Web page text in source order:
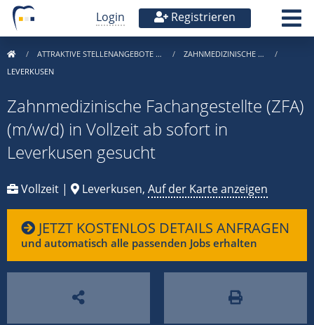
Login Registrieren
ATTRAKTIVE STELLENANGEBOTE …
ZAHNMEDIZINISCHE …
LEVERKUSEN
Zahnmedizinische Fachangestellte (ZFA)
(m/w/d) in Vollzeit ab sofort in
Leverkusen gesucht
Vollzeit | Leverkusen, Auf der Karte anzeigen
JETZT KOSTENLOS DETAILS ANFRAGEN
und automatisch alle passenden Jobs erhalten